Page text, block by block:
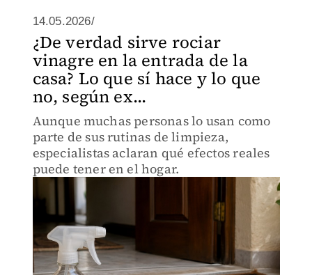
14.05.2026/
¿De verdad sirve rociar
vinagre en la entrada de la
casa? Lo que sí hace y lo que
no, según ex...
Aunque muchas personas lo usan como
parte de sus rutinas de limpieza,
especialistas aclaran qué efectos reales
puede tener en el hogar.